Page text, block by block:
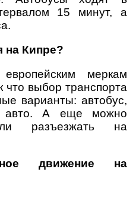
15 минут, а
на Кипре?
меркам
выбор транспорта
варианты: автобус,
авто. А еще можно
разъезжать на
движение на